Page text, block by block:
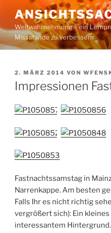
Inhalt
springenWeltwahrnehmung – ein
Missstände zu verbessern
VERÖFFENTLICHT
AM
2. MÄRZ 2014 VON
Impressionen
Fastnachtssamstag in
Narrenkappe. Am besten
Falls Ihr es nicht richtig
vergrößert sich): Ein
interessantem